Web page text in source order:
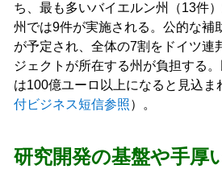
ち、最も多いバイエルン州（13件
州では9件が実施される。公的な補
が予定され、全体の7割をドイツ連
ジェクトが所在する州が負担する
は100億ユーロ以上になると見込ま
付ビジネス短信参照）。
研究開発の基盤や手厚